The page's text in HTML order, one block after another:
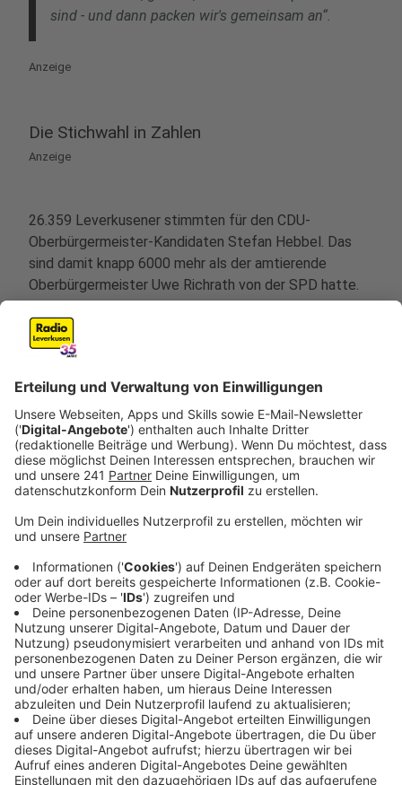
sind - und dann packen wir's gemeinsam an“.
Anzeige
Die Stichwahl in Zahlen
Anzeige
26.359 Leverkusener stimmten für den CDU-
Oberbürgermeister-Kandidaten Stefan Hebbel. Das
sind damit knapp 6000 mehr als der amtierende
Oberbürgermeister Uwe Richrath von der SPD hatte.
Für ihn stimmten 20.214 wahlberechtigte
Leverkusener. Wahlberechtigt waren 123.949 Bürger,
47,164 haben diese Möglichkeit in Anspruch
Stimmen (1,3%).
Anzeige
Kommunalwahl für Leverkusen: Die
Ergebnisse
Anzeige
Bei der Wahl am 14. September war die CDU als
Siegerin hervorgegangen, sie hat künftig die meisten
Sitze im Stadtrat. Auch in den Bezirksvertretungen hat
die CDU die meisten Wählerstimmen bekommen. Die
Partei Volt zieht erstmals in den Stadtrat ein,
Aufbruch Leverkusen wird künftig nicht mehr dort
vertreten sein.Alle Ergebnisse der Wahl könnt ihr hier
noch einmal nachlesen.